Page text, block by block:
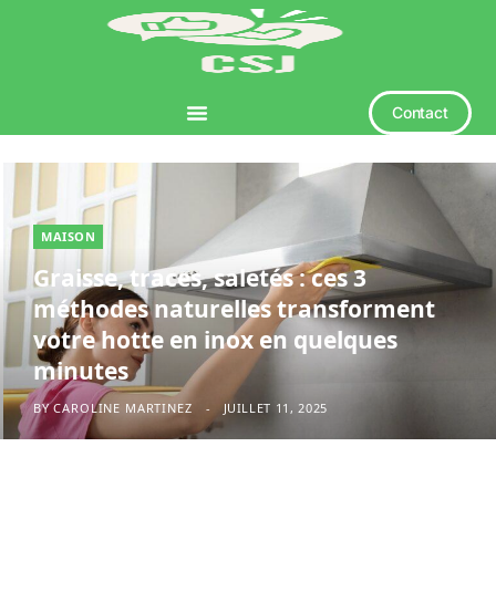
Contact
MAISON
Graisse, traces, saletés : ces 3
méthodes naturelles transforment
votre hotte en inox en quelques
minutes
BY CAROLINE MARTINEZ JUILLET 11, 2025